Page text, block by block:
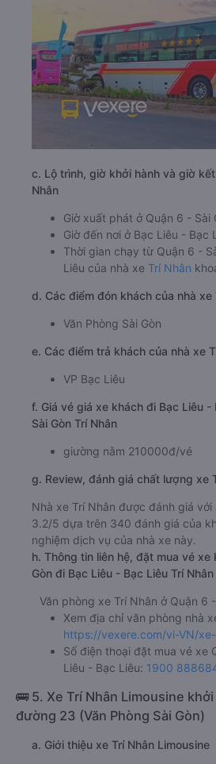
c. Lộ trình, giờ khởi hành và giờ
Nhân
Giờ xuất phát ở Quận 6 - Sài
Giờ đến nơi ở Bạc Liêu - Bạc
Thời gian chạy từ Quận 6 -
Liêu của nhà xe Trí Nhân
d. Các điểm đón khách của nhà xe
Văn Phòng Sài Gòn
e. Các điểm trả khách của nhà xe
VP Bạc Liêu
f. Giá vé giá xe khách đi Bạc Liêu
Sài Gòn Trí Nhân
giường nằm 210000đ/vé
g. Review, đánh giá chất lượng xe
Nhà xe Trí Nhân được đánh giá
3.2/5 dựa trên 340 đánh giá của
nghiệm dịch vụ của nhà xe này.
h. Thông tin liên hệ, đặt mua vé
Gòn đi Bạc Liêu - Bạc Liêu Trí Nhân
Văn phòng xe Trí Nhân ở Quận 6
Xem địa chỉ văn phòng nhà
https://vexere.com/vi-VN/
Số điện thoại đặt mua vé xe
Liêu - Bạc Liêu: 1900
🚌 5. Xe Trí Nhân Limousine
đường 23 (Văn Phòng Sài Gòn)
a. Giới thiệu xe Trí Nhân Limousine